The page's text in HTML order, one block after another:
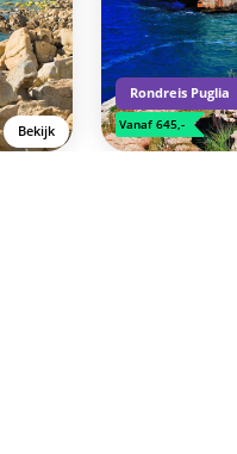
Bekijk
Rondreis Puglia
Vanaf 645,-